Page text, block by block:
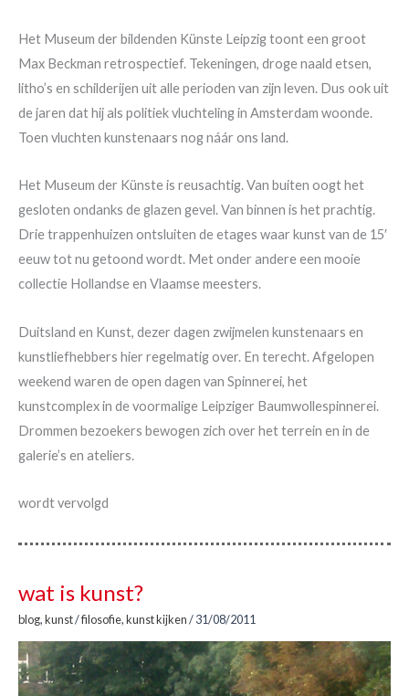
Het Museum der bildenden Künste Leipzig toont een groot
Max Beckman retrospectief. Tekeningen, droge naald etsen,
litho’s en schilderijen uit alle perioden van zijn leven. Dus ook uit
de jaren dat hij als politiek vluchteling in Amsterdam woonde.
Toen vluchten kunstenaars nog náár ons land.
Het Museum der Künste is reusachtig. Van buiten oogt het
gesloten ondanks de glazen gevel. Van binnen is het prachtig.
Drie trappenhuizen ontsluiten de etages waar kunst van de 15′
eeuw tot nu getoond wordt. Met onder andere een mooie
collectie Hollandse en Vlaamse meesters.
Duitsland en Kunst, dezer dagen zwijmelen kunstenaars en
kunstliefhebbers hier regelmatig over. En terecht. Afgelopen
weekend waren de open dagen van Spinnerei, het
kunstcomplex in de voormalige Leipziger Baumwollespinnerei.
Drommen bezoekers bewogen zich over het terrein en in de
galerie’s en ateliers.
wordt vervolgd
wat is kunst?
blog,kunst/filosofie,kunst kijken/31/08/2011